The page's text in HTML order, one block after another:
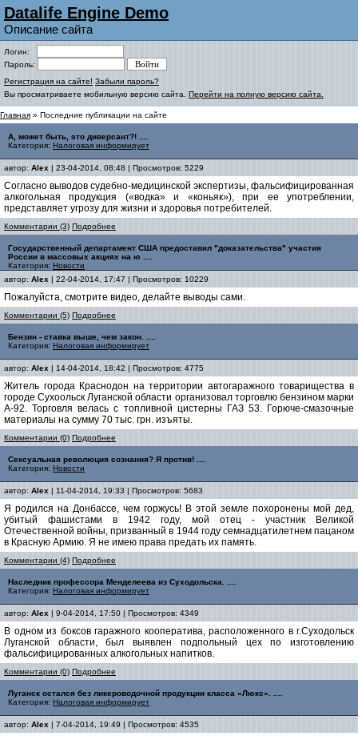
Datalife Engine Demo
Описание сайта
Логин:
Пароль:
Регистрация на сайте! Забыли пароль?
Вы просматриваете мобильную версию сайта. Перейти на полную версию сайта.
Главная » Последние публикации на сайте
А, может быть, это диверсант?! ....
Категория: Налоговая информирует
автор: Alex | 23-04-2014, 08:48 | Просмотров: 5229
Согласно выводов судебно-медицинской экспертизы, фальсифицированная
алкогольная продукция («водка» и «коньяк»), при ее употреблении,
представляет угрозу для жизни и здоровья потребителей.
Комментарии (3) Подробнее
Государственный департамент США предоставил "доказательства" участия
России в массовых акциях на ю ....
Категория: Новости
автор: Alex | 22-04-2014, 17:47 | Просмотров: 10229
Пожалуйста, смотрите видео, делайте выводы сами.
Комментарии (5) Подробнее
Бензин - ставка выше, чем закон. ....
Категория: Налоговая информирует
автор: Alex | 14-04-2014, 18:42 | Просмотров: 4775
Житель города Краснодон на территории автогаражного товарищества в
городе Сухоольск Луганской области организовал торговлю бензином марки
А-92. Торговля велась с топливной цистерны ГАЗ 53. Горюче-смазочные
материалы на сумму 70 тыс. грн. изъяты.
Комментарии (0) Подробнее
Сексуальная революция сознания? Я против! ....
Категория: Новости
автор: Alex | 11-04-2014, 19:33 | Просмотров: 5683
Я родился на Донбассе, чем горжусь! В этой земле похоронены мой дед,
убитый фашистами в 1942 году, мой отец - участник Великой
Отечественной войны, призванный в 1944 году семнадцатилетнем пацаном
в Красную Армию. Я не имею права предать их память.
Комментарии (4) Подробнее
Наследник профессора Менделеева из Суходольска. ....
Категория: Налоговая информирует
автор: Alex | 9-04-2014, 17:50 | Просмотров: 4349
В одном из боксов гаражного кооператива, расположенного в г.Суходольск
Луганской области, был выявлен подпольный цех по изготовлению
фальсифицированных алкогольных напитков.
Комментарии (0) Подробнее
Луганск остался без ликероводочной продукции класса «Люкс». ....
Категория: Налоговая информирует
автор: Alex | 7-04-2014, 19:49 | Просмотров: 4535